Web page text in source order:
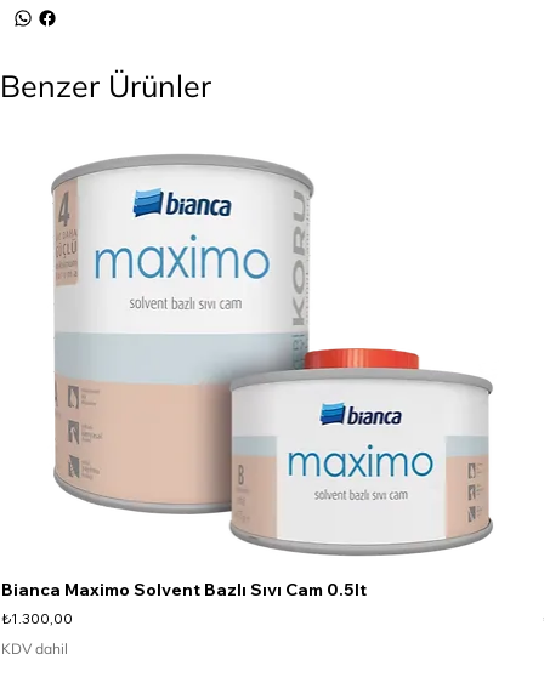
Benzer Ürünler
Bianca Maximo Solvent Bazlı Sıvı Cam 0.5lt
Fiyat
₺1.300,00
KDV dahil